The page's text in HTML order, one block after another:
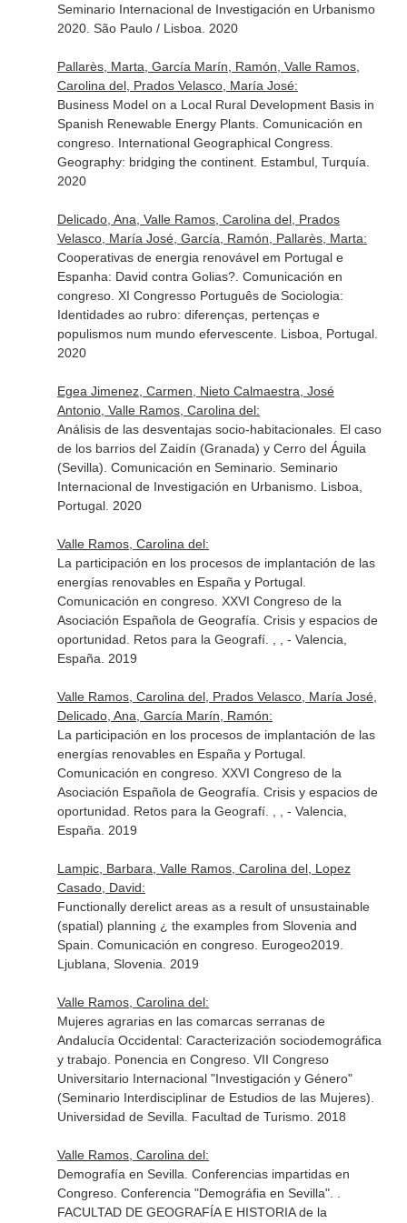
Seminario Internacional de Investigación en Urbanismo
2020. São Paulo / Lisboa. 2020
Pallarès, Marta, García Marín, Ramón, Valle Ramos,
Carolina del, Prados Velasco, María José:
Business Model on a Local Rural Development Basis in
Spanish Renewable Energy Plants. Comunicación en
congreso. International Geographical Congress.
Geography: bridging the continent. Estambul, Turquía.
2020
Delicado, Ana, Valle Ramos, Carolina del, Prados
Velasco, María José, García, Ramón, Pallarès, Marta:
Cooperativas de energia renovável em Portugal e
Espanha: David contra Golias?. Comunicación en
congreso. XI Congresso Português de Sociologia:
Identidades ao rubro: diferenças, pertenças e
populismos num mundo efervescente. Lisboa, Portugal.
2020
Egea Jimenez, Carmen, Nieto Calmaestra, José
Antonio, Valle Ramos, Carolina del:
Análisis de las desventajas socio-habitacionales. El caso
de los barrios del Zaidín (Granada) y Cerro del Águila
(Sevilla). Comunicación en Seminario. Seminario
Internacional de Investigación en Urbanismo. Lisboa,
Portugal. 2020
Valle Ramos, Carolina del:
La participación en los procesos de implantación de las
energías renovables en España y Portugal.
Comunicación en congreso. XXVI Congreso de la
Asociación Española de Geografía. Crisis y espacios de
oportunidad. Retos para la Geografí. , , - Valencia,
España. 2019
Valle Ramos, Carolina del, Prados Velasco, María José,
Delicado, Ana, García Marín, Ramón:
La participación en los procesos de implantación de las
energías renovables en España y Portugal.
Comunicación en congreso. XXVI Congreso de la
Asociación Española de Geografía. Crisis y espacios de
oportunidad. Retos para la Geografí. , , - Valencia,
España. 2019
Lampic, Barbara, Valle Ramos, Carolina del, Lopez
Casado, David:
Functionally derelict areas as a result of unsustainable
(spatial) planning ¿ the examples from Slovenia and
Spain. Comunicación en congreso. Eurogeo2019.
Ljublana, Slovenia. 2019
Valle Ramos, Carolina del:
Mujeres agrarias en las comarcas serranas de
Andalucía Occidental: Caracterización sociodemográfica
y trabajo. Ponencia en Congreso. VII Congreso
Universitario Internacional "Investigación y Género"
(Seminario Interdisciplinar de Estudios de las Mujeres).
Universidad de Sevilla. Facultad de Turismo. 2018
Valle Ramos, Carolina del:
Demografía en Sevilla. Conferencias impartidas en
Congreso. Conferencia "Demográfia en Sevilla". .
FACULTAD DE GEOGRAFÍA E HISTORIA de la